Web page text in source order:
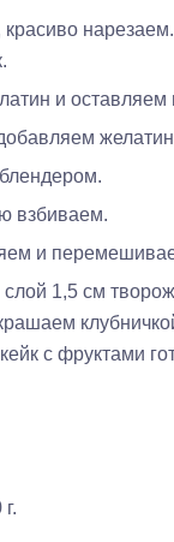
красиво
и оставляем
взбиваем.
и
1,5 см
с фруктами